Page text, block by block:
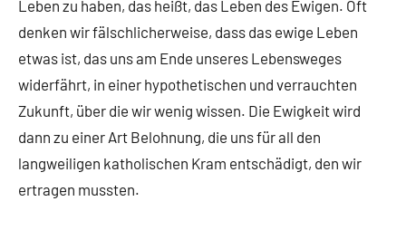
Leben zu haben, das heißt, das Leben des Ewigen. Oft
denken wir fälschlicherweise, dass das ewige Leben
etwas ist, das uns am Ende unseres Lebensweges
widerfährt, in einer hypothetischen und verrauchten
Zukunft, über die wir wenig wissen. Die Ewigkeit wird
dann zu einer Art Belohnung, die uns für all den
langweiligen katholischen Kram entschädigt, den wir
ertragen mussten.